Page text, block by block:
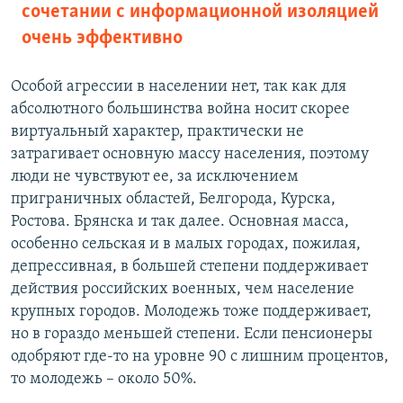
сочетании с информационной изоляцией
очень эффективно
Особой агрессии в населении нет, так как для
абсолютного большинства война носит скорее
виртуальный характер, практически не
затрагивает основную массу населения, поэтому
люди не чувствуют ее, за исключением
приграничных областей, Белгорода, Курска,
Ростова. Брянска и так далее. Основная масса,
особенно сельская и в малых городах, пожилая,
депрессивная, в большей степени поддерживает
действия российских военных, чем население
крупных городов. Молодежь тоже поддерживает,
но в гораздо меньшей степени. Если пенсионеры
одобряют где-то на уровне 90 с лишним процентов,
то молодежь – около 50%.